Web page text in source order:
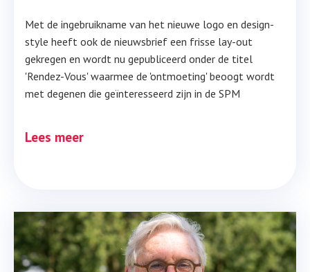
Met de ingebruikname van het nieuwe logo en design-
style heeft ook de nieuwsbrief een frisse lay-out
gekregen en wordt nu gepubliceerd onder de titel
'Rendez-Vous' waarmee de 'ontmoeting' beoogt wordt
met degenen die geïnteresseerd zijn in de SPM
Lees meer